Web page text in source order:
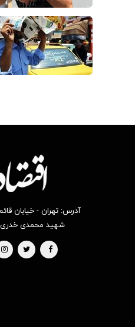
آدرس: تهران - خیابان
شهید محمدی خدری